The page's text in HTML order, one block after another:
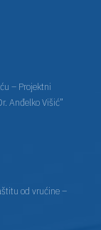
– Projektni
Anđelko Višić”
od vrućine –